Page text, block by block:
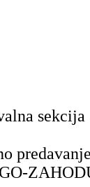
sekcija
predavanje